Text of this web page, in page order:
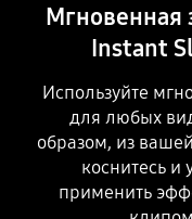
Мгновенная
Instant
Используйте
для любых
образом, из
коснитесь и
применить